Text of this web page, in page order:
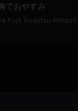
でおやすみ
Fujii Kosetsu Minami